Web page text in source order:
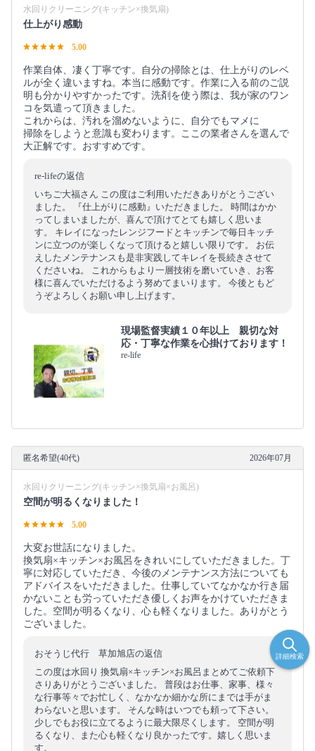
水回りクリーニング(キッチン×換気扇)
仕上がり感動
5.00
作業自体、凄く丁寧です。自分の掃除とは、仕上がりのレベ
ルが全く違いますね。本当に感動です。作業に入る前のご説
明も分かりやすかったです。洗剤を使う際は、我が家のワン
コを気遣って頂きました。
これからは、汚れを溜めないように、自分でもマメに
掃除をしようと意識も変わります。ここの業者さんを選んで
大正解です。おすすめです。
re-lifeの返信
いちご大福さん この度はご利用いただきありがとうござい
ました。 『仕上がりに感動』いただきました。 時間はかか
ってしまいましたが、喜んで頂けてとても嬉しく思いま
す。 キレイになったレンジフードとキッチンで毎日キッチ
ンに立つのが楽しくなって頂けると嬉しい限りです。 お伝
えしたメンテナンスも是非実践してキレイを長続きさせて
くださいね。 これからもより一層技術を磨いていき、お客
様に喜んでいただけるよう努めてまいります。 今後ともど
うぞよろしくお願い申し上げます。
現場監督実績１０年以上 親切な対
応・丁寧な作業を心掛けております！
re-life
匿名希望(40代) 2026年07月
水回りクリーニング(キッチン×換気扇×お風呂)
空間が明るくなりました！
5.00
大変お世話になりました。
換気扇×キッチン×お風呂をきれいにしていただきました。丁
寧に対応していただき、今後のメンテナンス方法についても
アドバイスをいただきました。仕事していてなかなか行き届
かないことも労っていただき優しくお声をかけていただきま
した。空間が明るくなり、心も軽くなりました。ありがとう
ございました。
おそうじ代行 草加旭店の返信
この度は水回り 換気扇×キッチン×お風呂まとめてご依頼下
さりありがとうございました。 普段はお仕事、家事、様々
な行事等々でお忙しく、なかなか細かな所にまでは手がま
わらないと思います。 そんな時はいつでも頼って下さい。
少しでもお役に立てるように最大限尽くします。 空間が明
るくなり、また心も軽くなり良かったです。嬉しく思いま
す。
詳細検索